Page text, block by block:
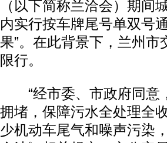
（以下简称兰洽会）期间
内实行按车牌尾号单双号
果”。在此背景下，兰州
限行。
“经市委、市政府同意
拥堵，保障污水全处理全
少机动车尾气和噪声污染